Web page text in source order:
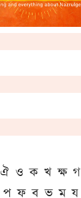
ঐ ও ক খ ক্ষ গ
প ফ ব ভ ম য